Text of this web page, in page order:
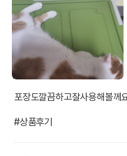
포장도깔끔하고잘사용해볼께
#상품후기